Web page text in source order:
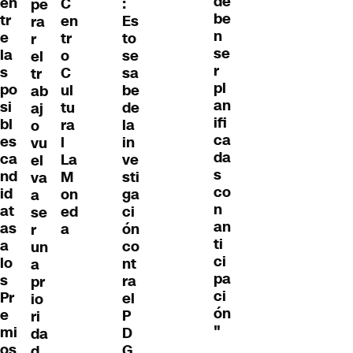
tr
e
la
s
po
si
bl
es
ca
nd
id
at
as
a
lo
s
Pr
e
mi
pe
ra
r
el
tr
ab
aj
o
vu
el
va
a
se
r
un
a
pr
io
ri
da
en
tr
o
C
ul
tu
ra
l
La
M
on
ed
a
Es
to
se
sa
be
de
la
in
ve
sti
ga
ci
ón
co
nt
ra
el
P
D
be
n
se
r
pl
an
ifi
ca
da
s
co
n
an
ti
ci
pa
ci
ón
"